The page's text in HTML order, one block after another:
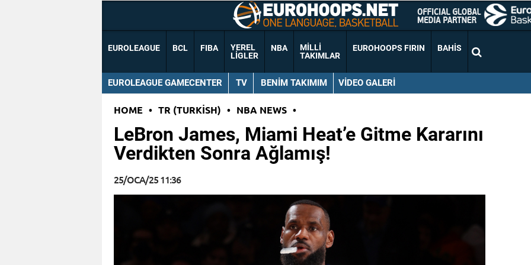
EUROLEAGUE BCL FIBA
YEREL
LIGLER
NBA
MILLI
TAKIMLAR
EUROHOOPS FIRIN BAHIS
EUROLEAGUE GAMECENTER TV BENIM TAKIMIM VIDEO GALERI
HOME • TR (TURKISH) • NBA NEWS •
LeBron James, Miami Heat’e Gitme Kararını
Verdikten Sonra Ağlamış!
25/OCA/25 11:36